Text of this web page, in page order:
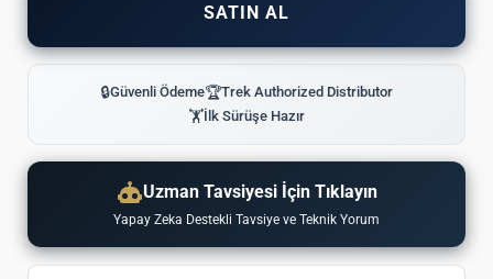
SATIN AL
🔒Güvenli Ödeme🏆Trek Authorized Distributor
🏋İlk Sürüşe Hazır
Uzman Tavsiyesi İçin Tıklayın
Yapay Zeka Destekli Tavsiye ve Teknik Yorum